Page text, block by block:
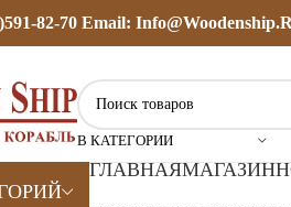
82-70 Email:
В КАТЕГОРИИ
ГЛАВНАЯМАГАЗИН